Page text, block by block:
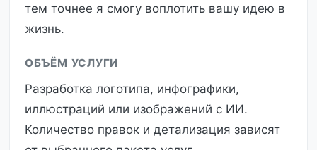
тем точнее я смогу воплотить вашу идею в
жизнь.
ОБЪЁМ УСЛУГИ
Разработка логотипа, инфографики,
иллюстраций или изображений с ИИ.
Количество правок и детализация зависят